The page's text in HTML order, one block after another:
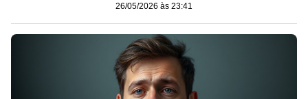
26/05/2026 às 23:41